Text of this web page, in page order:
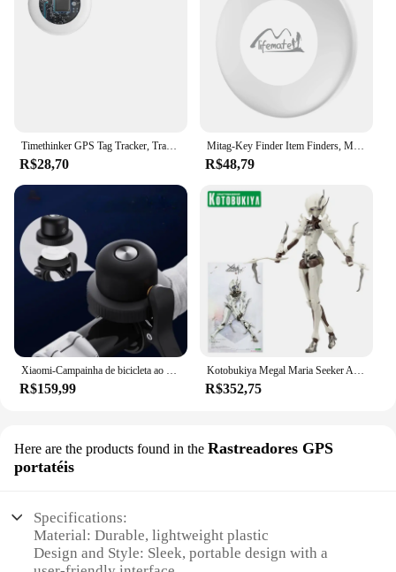
R$28,70
Mitag-Key Finder Item Finders, MFi Certified, Bluetooth, GPS, Gato, Dog Locator, Rastreador, Dispositivo Anti-Loss, Funciona com a Apple Find, Meu
R$48,79
Xiaomi-Campainha de bicicleta ao ar livre com dispositivo Mitag Anti-Loss, rastreador de veículos, impermeável, localizador, trabalhar com a Apple Find, My
R$159,99
Kotobukiya Megal Maria Seeker Action Figure, Kit Modelo Plástico, Brinquedos para meninos
R$352,75
Here are the products found in the Rastreadores GPS
portatéis
Specifications:
Material: Durable, lightweight plastic
Design and Style: Sleek, portable design with a